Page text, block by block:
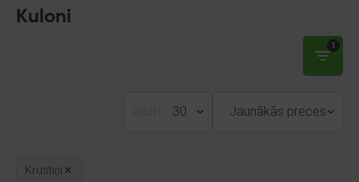
Kuloni
1
30 Jaunākās preces
Krustiņi